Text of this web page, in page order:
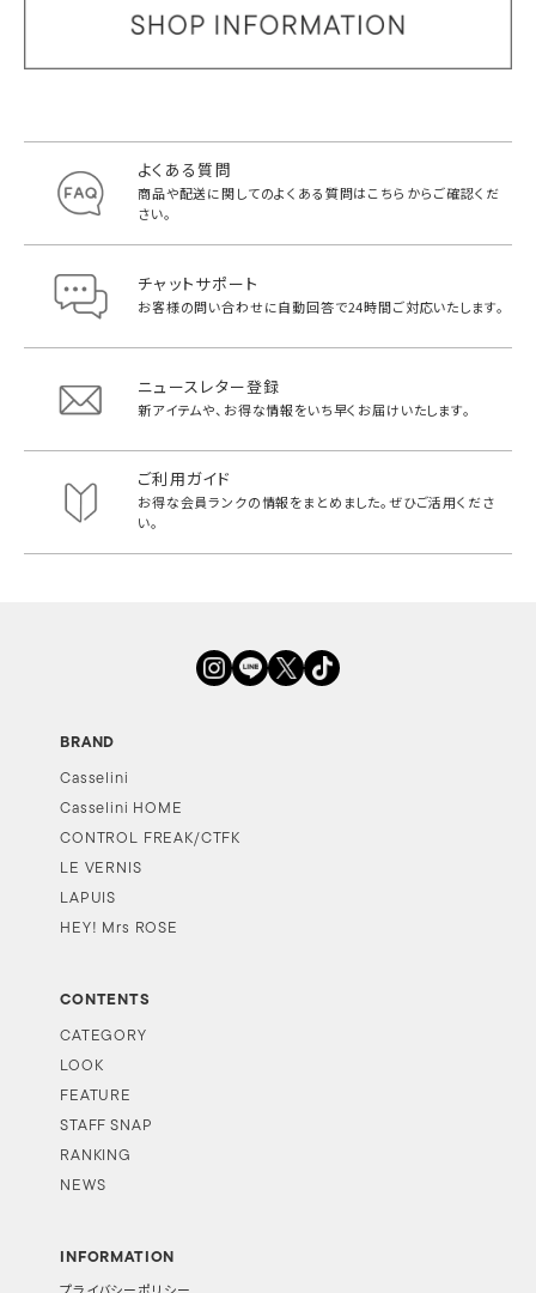
よくある質問
商品や配送に関してのよくある質問はこちらからご確認くだ
さい。
チャットサポート
お客様の問い合わせに自動回答で24時間ご対応いたします。
ニュースレター登録
新アイテムや、お得な情報をいち早く お届けいたします。
ご利用ガイド
お得な会員ランクの情報をまとめました。ぜひご活用くださ
い。
BRAND
Casselini
Casselini HOME
CONTROL FREAK/CTFK
LE VERNIS
LAPUIS
HEY! Mrs ROSE
CONTENTS
CATEGORY
LOOK
FEATURE
STAFF SNAP
RANKING
NEWS
INFORMATION